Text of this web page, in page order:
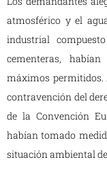
atmosférico y el
industrial
cementeras,
máximos permitidos.
contravención del
de la Convención
habían tomado
situación ambiental